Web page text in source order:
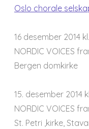
Oslo chorale
16 desember 2014
NORDIC VOICES
Bergen domkirke
15. desember 2014
NORDIC VOICES
St. Petri ,kirke,